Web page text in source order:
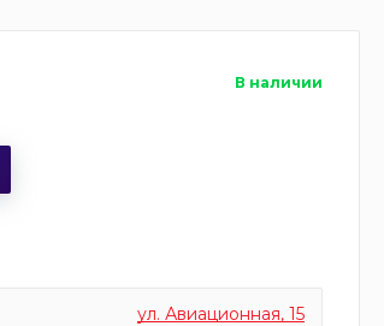
В наличии
ул. Авиационная, 15